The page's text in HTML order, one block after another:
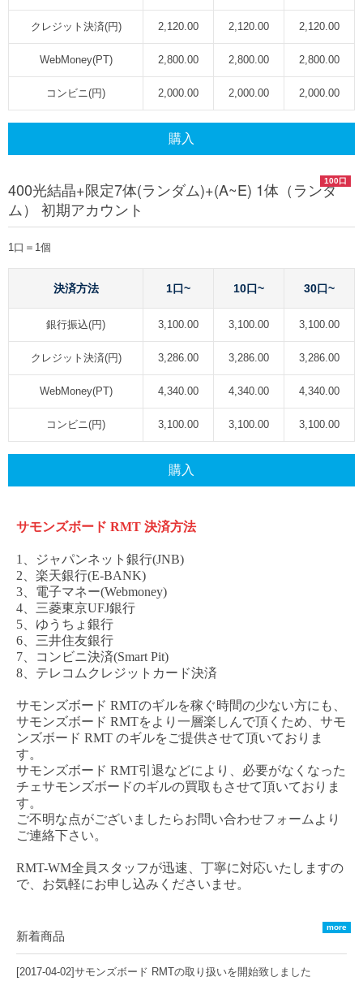
クレジット決済(円) 2,120.00 2,120.00 2,120.00
WebMoney(PT) 2,800.00 2,800.00 2,800.00
コンビニ(円) 2,000.00 2,000.00 2,000.00
購入
100口
400光結晶+限定7体(ランダム)+(A~E) 1体（ランダ
ム） 初期アカウント
1口＝1個
決済方法 1口~ 10口~ 30口~
銀行振込(円) 3,100.00 3,100.00 3,100.00
クレジット決済(円) 3,286.00 3,286.00 3,286.00
WebMoney(PT) 4,340.00 4,340.00 4,340.00
コンビニ(円) 3,100.00 3,100.00 3,100.00
購入
サモンズボード RMT 決済方法
1、ジャパンネット銀行(JNB)
2、楽天銀行(E-BANK)
3、電子マネー(Webmoney)
4、三菱東京UFJ銀行
5、ゆうちょ銀行
6、三井住友銀行
7、コンビニ決済(Smart Pit)
8、テレコムクレジットカード決済
サモンズボード RMTのギルを稼ぐ時間の少ない方にも、
サモンズボード RMTをより一層楽しんで頂くため、 サモ
ンズボード RMT のギルをご提供させて頂いておりま
す。
サモンズボード RMT引退などにより、必要がなくなった
チェサモンズボードのギルの買取もさせて頂いておりま
す。
ご不明な点がございましたらお問い合わせフォームより
ご連絡下さい。
RMT-WM全員スタッフが迅速、丁寧に対応いたしますの
で、お気軽にお申し込みくださいませ。
more
新着商品
[2017-04-02]サモンズボード RMTの取り扱いを開始致しました